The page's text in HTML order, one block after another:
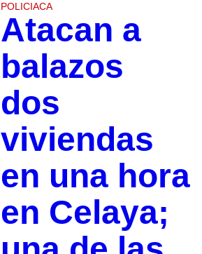
POLICIACA
Atacan a
balazos
dos
viviendas
en una hora
en Celaya;